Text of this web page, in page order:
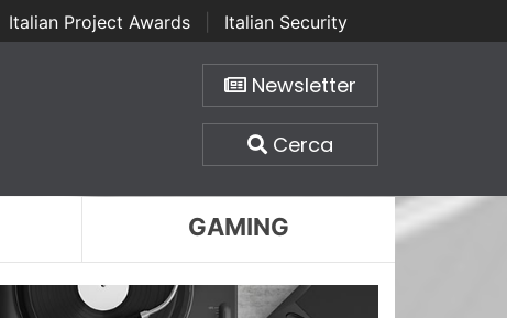
Italian Project Awards
Italian Security
Newsletter
Cerca
GAMING